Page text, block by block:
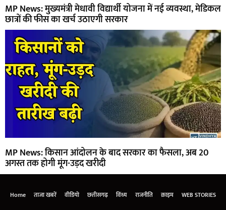
MP News: मुख्यमंत्री मेधावी विद्यार्थी योजना में नई व्यवस्था, मेडिकल
छात्रों की फीस का खर्च उठाएगी सरकार
MP News: किसान आंदोलन के बाद सरकार का फैसला, अब 20
अगस्त तक होगी मूंग-उड़द खरीदी
Home ताजा खबरें वीडियो छत्तीसगढ़ विंध्य राजनीति क्राइम WEB STORIES